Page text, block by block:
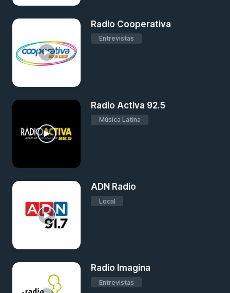
Radio Cooperativa
Entrevistas
Radio Activa 92.5
Música Latina
ADN Radio
Local
Radio Imagina
Entrevistas